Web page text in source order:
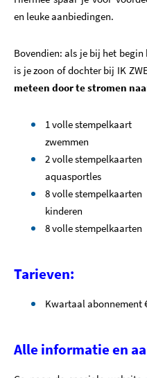
en leuke aanbiedingen.
Bovendien: als je bij het
is je zoon of dochter bij IK
meteen door te stromen
1 volle stempelkaart
zwemmen
2 volle
aquasportles
8 volle stempelkaarten
kinderen
8 volle
Tarieven:
Kwartaal abonnement
Alle informatie en